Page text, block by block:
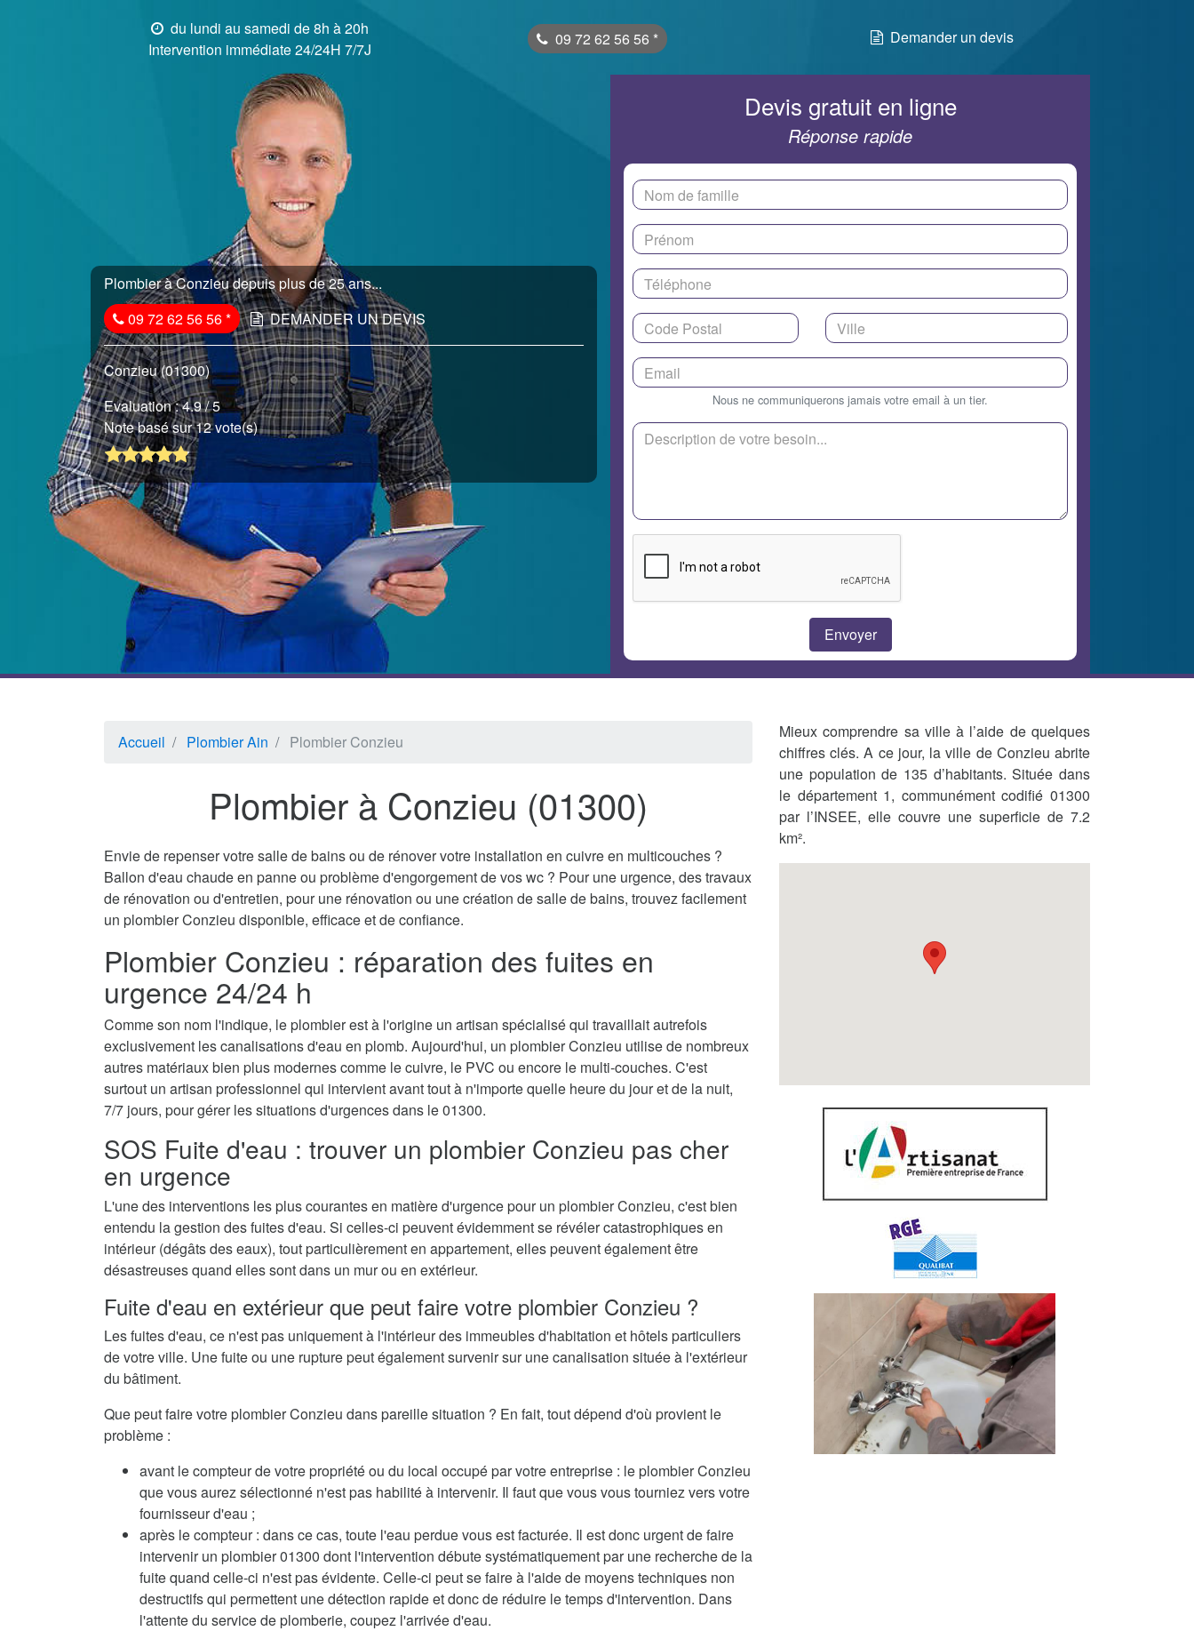
du lundi au samedi de 8h à 20h
Intervention immédiate 24/24H 7/7J
09 72 62 56 56 * Demander un devis
Plombier à Conzieu depuis plus de 25 ans...
09 72 62 56 56* DEMANDER UN DEVIS
Conzieu (01300)
Evaluation :4.9/ 5
Note basé sur 12 vote(s)
Devis gratuit en ligne
Réponse rapide
Nous ne communiquerons jamais votre email à un tier.
Accueil Plombier Ain Plombier Conzieu
Plombier à Conzieu (01300)
Envie de repenser votre salle de bains ou de rénover votre installation en cuivre en multicouches ?
Ballon d'eau chaude en panne ou problème d'engorgement de vos wc ? Pour une urgence, des travaux
de rénovation ou d'entretien, pour une rénovation ou une création de salle de bains, trouvez facilement
un plombier Conzieu disponible, efficace et de confiance.
Plombier Conzieu : réparation des fuites en
urgence 24/24 h
Comme son nom l'indique, le plombier est à l'origine un artisan spécialisé qui travaillait autrefois
exclusivement les canalisations d'eau en plomb. Aujourd'hui, un plombier Conzieu utilise de nombreux
autres matériaux bien plus modernes comme le cuivre, le PVC ou encore le multi-couches. C'est
surtout un artisan professionnel qui intervient avant tout à n'importe quelle heure du jour et de la nuit,
7/7 jours, pour gérer les situations d'urgences dans le 01300.
SOS Fuite d'eau : trouver un plombier Conzieu pas cher
en urgence
L'une des interventions les plus courantes en matière d'urgence pour un plombier Conzieu, c'est bien
entendu la gestion des fuites d'eau. Si celles-ci peuvent évidemment se révéler catastrophiques en
intérieur (dégâts des eaux), tout particulièrement en appartement, elles peuvent également être
désastreuses quand elles sont dans un mur ou en extérieur.
Fuite d'eau en extérieur que peut faire votre plombier Conzieu ?
Les fuites d'eau, ce n'est pas uniquement à l'intérieur des immeubles d'habitation et hôtels particuliers
de votre ville. Une fuite ou une rupture peut également survenir sur une canalisation située à l'extérieur
du bâtiment.
Que peut faire votre plombier Conzieu dans pareille situation ? En fait, tout dépend d'où provient le
problème :
avant le compteur de votre propriété ou du local occupé par votre entreprise : le plombier Conzieu
que vous aurez sélectionné n'est pas habilité à intervenir. Il faut que vous vous tourniez vers votre
fournisseur d'eau ;
après le compteur : dans ce cas, toute l'eau perdue vous est facturée. Il est donc urgent de faire
intervenir un plombier 01300 dont l'intervention débute systématiquement par une recherche de la
fuite quand celle-ci n'est pas évidente. Celle-ci peut se faire à l'aide de moyens techniques non
destructifs qui permettent une détection rapide et donc de réduire le temps d'intervention. Dans
l'attente du service de plomberie, coupez l'arrivée d'eau.
Mieux comprendre sa ville à l’aide de quelques
chiffres clés. A ce jour, la ville de Conzieu abrite
une population de 135 d’habitants. Située dans
le département 1, communément codifié 01300
par l’INSEE, elle couvre une superficie de 7.2
km².